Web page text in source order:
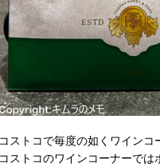
コストコで毎度の如くワインコ
コストコのワインコーナーでは